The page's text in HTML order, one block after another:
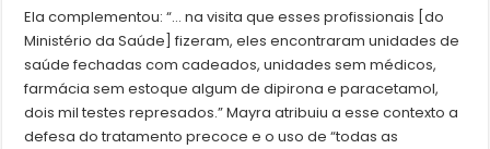
Ela complementou: “… na visita que esses profissionais [do
Ministério da Saúde] fizeram, eles encontraram unidades de
saúde fechadas com cadeados, unidades sem médicos,
farmácia sem estoque algum de dipirona e paracetamol,
dois mil testes represados.” Mayra atribuiu a esse contexto a
defesa do tratamento precoce e o uso de “todas as